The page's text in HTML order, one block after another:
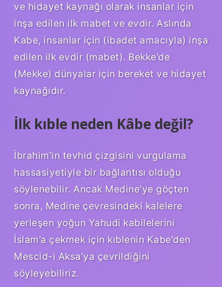
ve hidayet kaynağı olarak insanlar için
inşa edilen ilk mabet ve evdir. Aslında
Kabe, insanlar için (ibadet amacıyla) inşa
edilen ilk evdir (mabet). Bekke’de
(Mekke) dünyalar için bereket ve hidayet
kaynağıdır.
İlk kıble neden Kâbe değil?
İbrahim’in tevhid çizgisini vurgulama
hassasiyetiyle bir bağlantısı olduğu
söylenebilir. Ancak Medine’ye göçten
sonra, Medine çevresindeki kalelere
yerleşen yoğun Yahudi kabilelerini
İslam’a çekmek için kıblenin Kabe’den
Mescid-i Aksa’ya çevrildiğini
söyleyebiliriz.